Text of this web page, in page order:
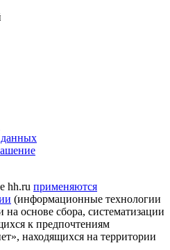
hh.ru применяются
(информационные технологии
основе сбора, систематизации
к предпочтениям
находящихся на территории